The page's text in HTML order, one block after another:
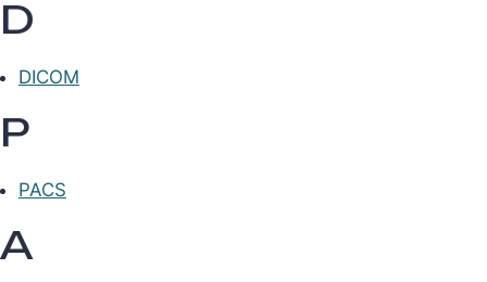
D
DICOM
P
PACS
А